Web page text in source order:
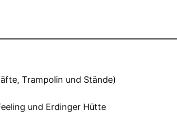
Trampolin und Stände)
und Erdinger Hütte